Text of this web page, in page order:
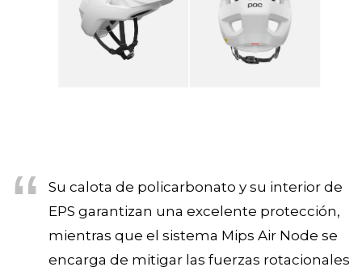
Su calota de policarbonato y su interior de
EPS garantizan una excelente protección,
mientras que el sistema Mips Air Node se
encarga de mitigar las fuerzas rotacionales